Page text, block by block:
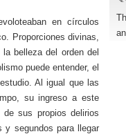
en círculos
Proporciones divinas,
belleza del orden del
puede entender, el
Al igual que las
su ingreso a este
sus propios delirios
y segundos para llegar